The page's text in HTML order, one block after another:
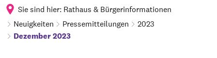
Sie sind hier: Rathaus & Bürgerinformationen
Neuigkeiten
Pressemitteilungen 2023
Dezember 2023